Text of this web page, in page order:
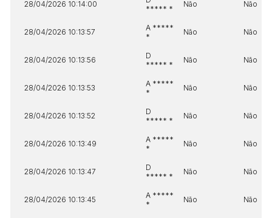
28/04/2026 10:14:00
***** *
Não Não
28/04/2026 10:13:57
A *****
*
Não Não
28/04/2026 10:13:56
D
***** *
Não Não
28/04/2026 10:13:53
A *****
*
Não Não
28/04/2026 10:13:52
D
***** *
Não Não
28/04/2026 10:13:49
A *****
*
Não Não
28/04/2026 10:13:47
D
***** *
Não Não
28/04/2026 10:13:45
A *****
*
Não Não